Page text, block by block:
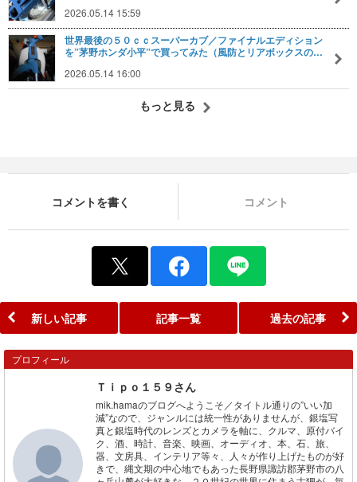
2026.05.14 15:59
世界最後の５０ｃｃスーパーカブ／ファイナルエディション
を”茅野ホンダ小平”で買ってみた（風防とリアボックスの…
2026.05.14 16:00
もっと見る
コメントを書く コメント
新しい記事 記事一覧 過去の記事
プロフィール
Ｔｉｐｏ１５９さん
mik.hamaのブログへようこそ／タイトル通りの”いい加
減”なので、ジャンルには統一性がありませんが、銀塩写
真と銀塩時代のレンズとカメラを軸に、クルマ、原付バイ
ク、酒、時計、音楽、映画、オーディオ、本、石、旅、
器、文房具、インテリア等々、人々が作り上げたものが好
きで、縄文期の中心地でもあった長野県諏訪郡茅野市の八